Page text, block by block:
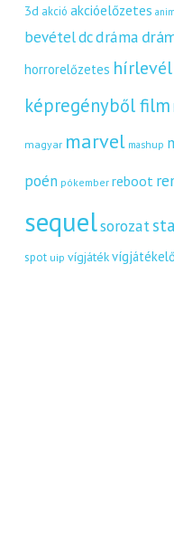
3d akció akcióelőzetes
bevételdcdráma
horrorelőzetes hírlevél
képregényből film
magyar marvel mashup
poén pókember reboot
sequelsorozat
spot uip vígjáték